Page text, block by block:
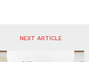
NEXT ARTICLE